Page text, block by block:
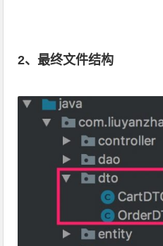
2、最终文件结构